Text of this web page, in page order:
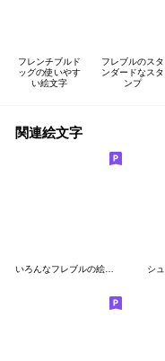
フレンチブルド
ッグの使いやす
い絵文字
フレブルのスタ
ンダードなスタ
ンプ
関連絵文字